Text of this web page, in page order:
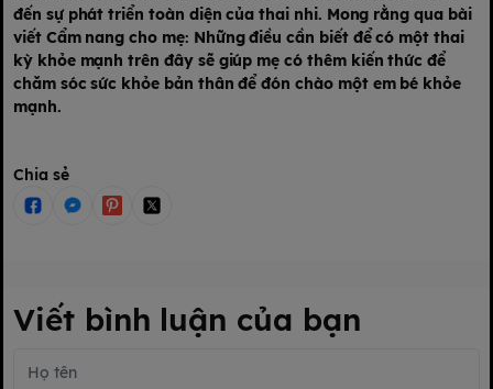
đến sự phát triển toàn diện của thai nhi. Mong rằng qua bài
viết Cẩm nang cho mẹ: Những điều cần biết để có một thai
kỳ khỏe mạnh trên đây sẽ giúp mẹ có thêm kiến thức để
chăm sóc sức khỏe bản thân để đón chào một em bé khỏe
mạnh.
Chia sẻ
Viết bình luận của bạn